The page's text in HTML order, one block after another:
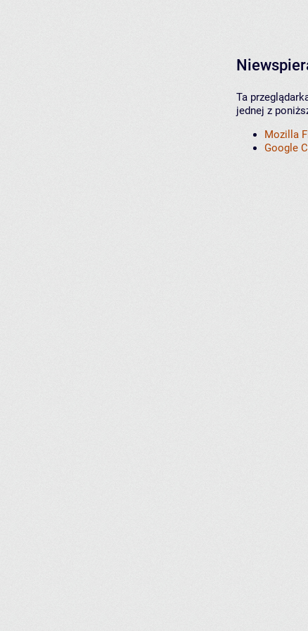
Ta
jednej z
Mozilla
Google